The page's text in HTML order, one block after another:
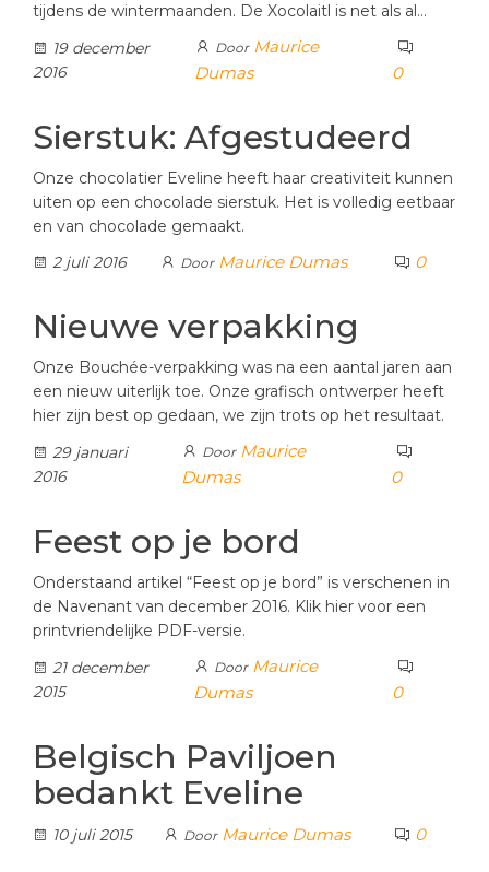
tijdens de wintermaanden. De Xocolaitl is net als al…
19 december
2016
Door Maurice
Dumas
0
Sierstuk: Afgestudeerd
Onze chocolatier Eveline heeft haar creativiteit kunnen
uiten op een chocolade sierstuk. Het is volledig eetbaar
en van chocolade gemaakt.
2 juli 2016
Door Maurice Dumas 0
Nieuwe verpakking
Onze Bouchée-verpakking was na een aantal jaren aan
een nieuw uiterlijk toe. Onze grafisch ontwerper heeft
hier zijn best op gedaan, we zijn trots op het resultaat.
29 januari
2016
Door Maurice
Dumas
0
Feest op je bord
Onderstaand artikel “Feest op je bord” is verschenen in
de Navenant van december 2016. Klik hier voor een
printvriendelijke PDF-versie.
21 december
2015
Door Maurice
Dumas
0
Belgisch Paviljoen
bedankt Eveline
10 juli 2015 Door Maurice Dumas 0